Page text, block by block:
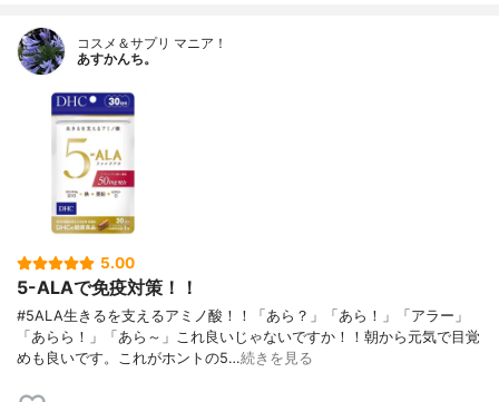
コスメ＆サプリ マニア！
あすかんち。
5.00
5-ALAで免疫対策！！
#5ALA生きるを支えるアミノ酸！！「あら？」「あら！」「アラー」
「あらら！」「あら～」これ良いじゃないですか！！朝から元気で目覚
めも良いです。これがホントの5…続きを見る